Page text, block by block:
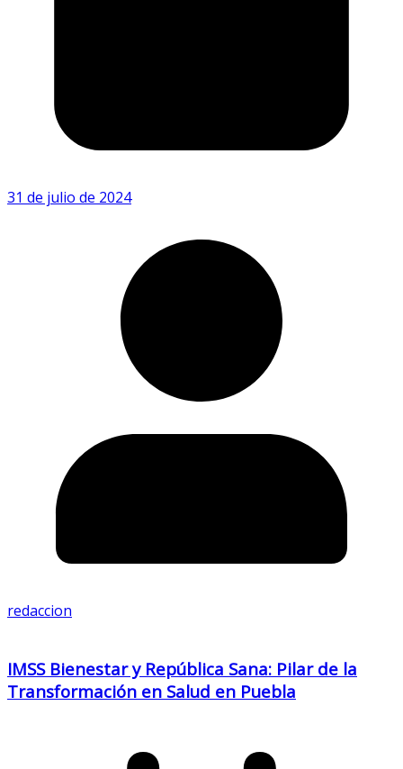
31 de julio de 2024
redaccion
IMSS Bienestar y República Sana: Pilar de la
Transformación en Salud en Puebla